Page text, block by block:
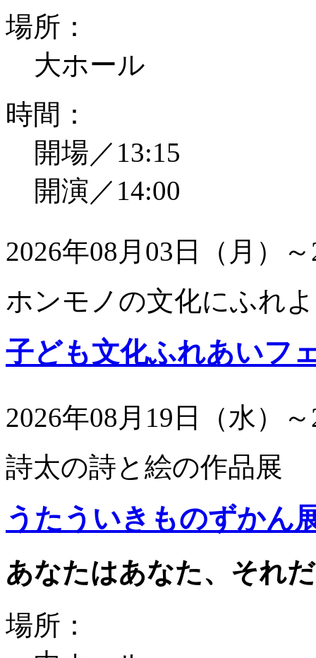
場所：
大ホール
時間：
開場／13:15
開演／14:00
2026年08月03日（月）
ホンモノの文化にふれ
子ども文化ふれあいフ
2026年08月19日（水）
詩太の詩と絵の作品展
うたういきものずかん
あなたはあなた、それ
場所：